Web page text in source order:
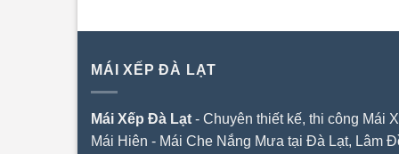
MÁI XẾP ĐÀ LẠT
Mái Xếp Đà Lạt - Chuyên thiết kế, thi công Mái
Mái Hiên - Mái Che Nắng Mưa tại Đà Lạt, Lâm